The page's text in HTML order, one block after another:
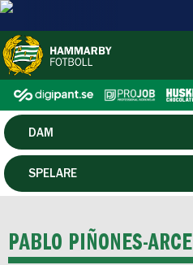
HERR
DAM
P19
SPELARE
PABLO PIÑONES-ARCE